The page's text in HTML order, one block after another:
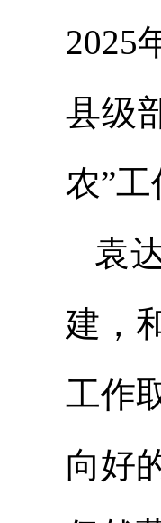
2025
县级
农”工
袁
建，
工作
向好